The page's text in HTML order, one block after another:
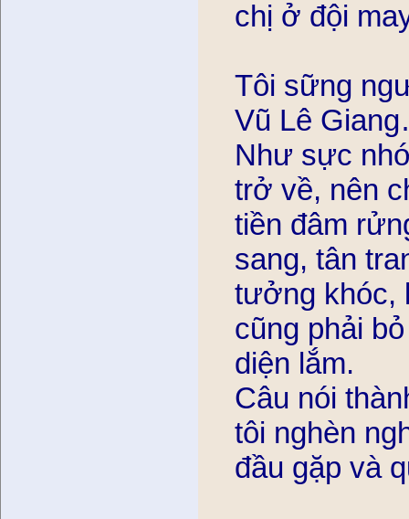
chị ở đội
Tôi sững
Vũ Lê
Như sực
trở về, nên
tiền đâm
sang, tân
tưởng khóc,
cũng phải
diện lắm.
Câu nói
tôi nghèn
đầu gặp và